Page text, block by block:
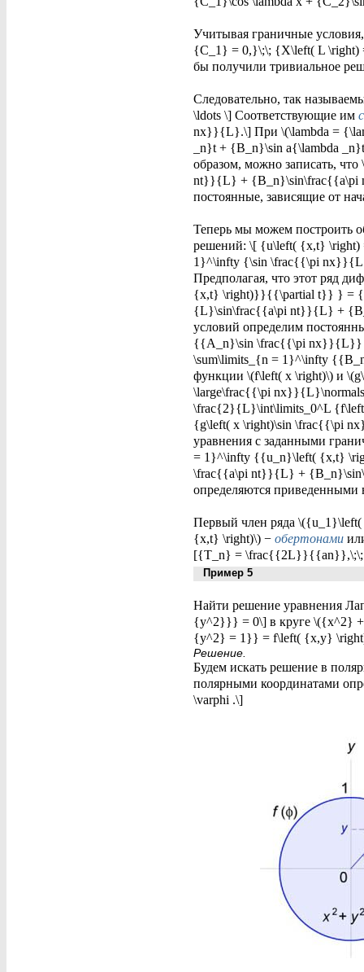
Учитывая граничные
{C_1} = 0,}\;\; {X\left( L \right)
бы получили тривиальное
Следовательно, так
\ldots \] Соответствующие им
nx}}{L}.\] При \(\lambda =
_n}t + {B_n}\sin a{\lambda
образом, можно записать,
nt}}{L} + {B_n}\sin\frac{{a\pi
постоянные, зависящие от
Теперь мы можем построить
решений: \[ {u\left( {x,t}
1}^\infty {\sin \frac{{\pi
Предполагая, что этот ряд
{x,t} \right)}}{{\partial t}} } =
{L}\sin\frac{{a\pi nt}}{L} +
условий определим
{{A_n}\sin \frac{{\pi nx}}{L}}
\sum\limits_{n = 1}^\infty
функции \(f\left( x \right)\) и
\large\frac{{\pi
\frac{2}{L}\int\limits_0^L
{g\left( x \right)\sin \frac{{\pi
уравнения с заданными
= 1}^\infty {{u_n}\left( {x,t}
\frac{{a\pi nt}}{L} +
определяются
Первый член ряда
{x,t} \right)\) − обертонами
[{T_n} =
Пример 5
Найти решение уравнения
{y^2}}} = 0\] в круге \({x^2}
{y^2} = 1}} = f\left( {x,y}
Решение.
Будем искать решение в
полярными координатами
\varphi .\]